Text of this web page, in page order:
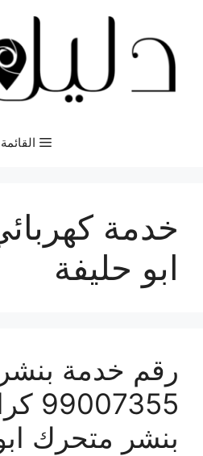
المحتوى
القائمة
خدمة
ابو حليفة
رقم خدمة بنشر
بنشر متحرك